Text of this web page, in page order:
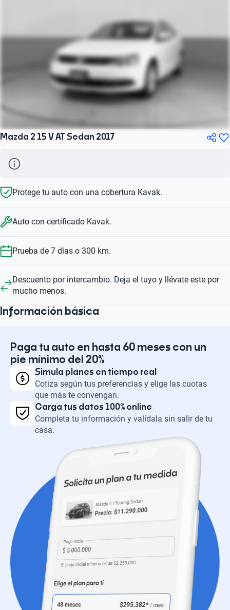
Mazda 2 15 V AT Sedan 2017
Protege tu auto con una cobertura Kavak.
Auto con certificado Kavak.
Prueba de 7 días o 300 km.
Descuento por intercambio. Deja el tuyo y llévate este por
mucho menos.
Información básica
Paga tu auto en hasta 60 meses con un
pie mínimo del 20%
Simula planes en tiempo real
Cotiza según tus preferencias y elige las cuotas
que más te convengan.
Carga tus datos 100% online
Completa tu información y valídala sin salir de tu
casa.